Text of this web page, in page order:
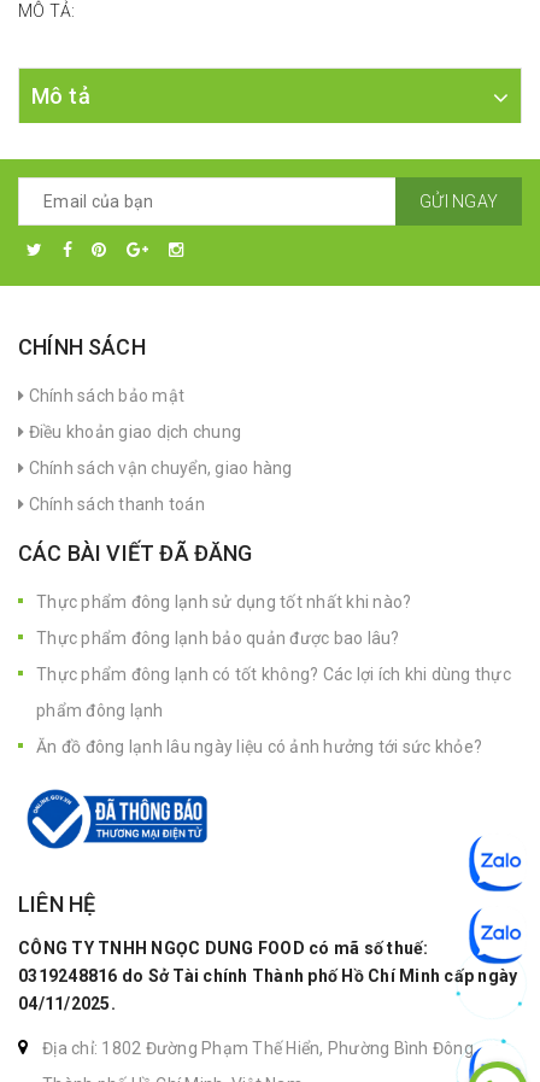
MÔ TẢ:
Mô tả
GỬI NGAY
CHÍNH SÁCH
Chính sách bảo mật
Điều khoản giao dịch chung
Chính sách vận chuyển, giao hàng
Chính sách thanh toán
CÁC BÀI VIẾT ĐÃ ĐĂNG
Thực phẩm đông lạnh sử dụng tốt nhất khi nào?
Thực phẩm đông lạnh bảo quản được bao lâu?
Thực phẩm đông lạnh có tốt không? Các lợi ích khi dùng thực
phẩm đông lạnh
Ăn đồ đông lạnh lâu ngày liệu có ảnh hưởng tới sức khỏe?
LIÊN HỆ
CÔNG TY TNHH NGỌC DUNG FOOD có mã số thuế:
0319248816 do Sở Tài chính Thành phố Hồ Chí Minh cấp ngày
04/11/2025.
Địa chỉ: 1802 Đường Phạm Thế Hiển, Phường Bình Đông,